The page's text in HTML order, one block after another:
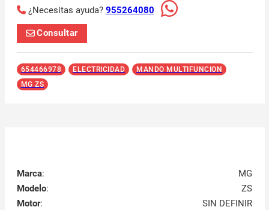
¿Necesitas ayuda? 955264080
Consultar
654466978 ELECTRICIDAD
MANDO MULTIFUNCION
MG ZS
Marca:
MG
Modelo:
ZS
Motor:
SIN DEFINIR